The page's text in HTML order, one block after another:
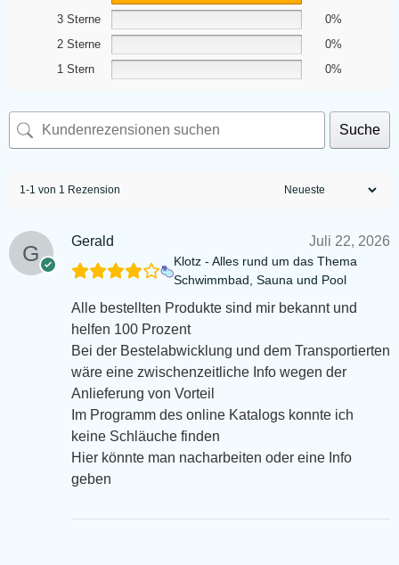
3 Sterne
0%
2 Sterne
0%
1 Stern
0%
Suche
1-1 von 1 Rezension
Gerald Juli 22, 2026
Klotz - Alles rund um das Thema
Schwimmbad, Sauna und Pool
Alle bestellten Produkte sind mir bekannt und
helfen 100 Prozent
Bei der Bestelabwicklung und dem Transportierten
wäre eine zwischenzeitliche Info wegen der
Anlieferung von Vorteil
Im Programm des online Katalogs konnte ich
keine Schläuche finden
Hier könnte man nacharbeiten oder eine Info
geben